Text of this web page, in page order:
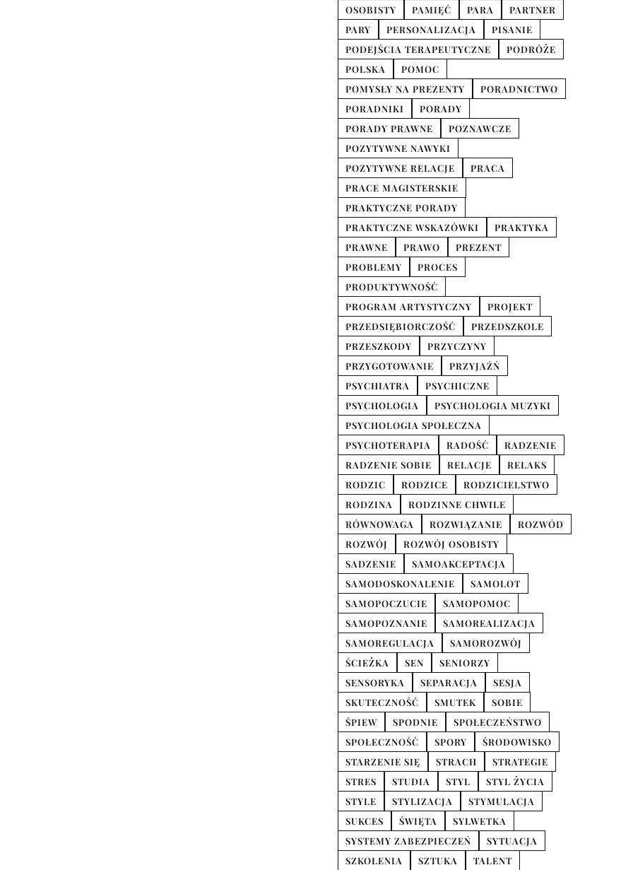
OSOBISTY
PAMIĘĆ PARA
PARTNER
PARY
PERSONALIZACJA
PISANIE
PODEJŚCIA TERAPEUTYCZNE
PODRÓŻE
POLSKA
POMOC
POMYSŁY NA PREZENTY
PORADNICTWO
PORADNIKI
PORADY
PORADY PRAWNE
POZNAWCZE
POZYTYWNE NAWYKI
POZYTYWNE RELACJE
PRACA
PRACE MAGISTERSKIE
PRAKTYCZNE PORADY
PRAKTYCZNE WSKAZÓWKI
PRAKTYKA
PRAWNE
PRAWO
PREZENT
PROBLEMY
PROCES
PRODUKTYWNOŚĆ
PROGRAM ARTYSTYCZNY
PROJEKT
PRZEDSIĘBIORCZOŚĆ
PRZEDSZKOLE
PRZESZKODY
PRZYCZYNY
PRZYGOTOWANIE
PRZYJAŹŃ
PSYCHIATRA
PSYCHICZNE
PSYCHOLOGIA
PSYCHOLOGIA MUZYKI
PSYCHOLOGIA SPOŁECZNA
PSYCHOTERAPIA
RADOŚĆ
RADZENIE
RADZENIE SOBIE
RELACJE
RELAKS
RODZIC
RODZICE
RODZICIELSTWO
RODZINA
RODZINNE CHWILE
RÓWNOWAGA
ROZWIĄZANIE
ROZWÓD
ROZWÓJ
ROZWÓJ OSOBISTY
SADZENIE
SAMOAKCEPTACJA
SAMODOSKONALENIE
SAMOLOT
SAMOPOCZUCIE
SAMOPOMOC
SAMOPOZNANIE
SAMOREALIZACJA
SAMOREGULACJA
SAMOROZWÓJ
ŚCIEŻKA
SEN
SENIORZY
SENSORYKA
SEPARACJA
SESJA
SKUTECZNOŚĆ
SMUTEK
SOBIE
ŚPIEW
SPODNIE
SPOŁECZEŃSTWO
SPOŁECZNOŚĆ
SPORY
ŚRODOWISKO
STARZENIE SIĘ
STRACH
STRATEGIE
STRES
STUDIA STYL
STYL ŻYCIA
STYLE
STYLIZACJA
STYMULACJA
SUKCES
ŚWIĘTA
SYLWETKA
SYSTEMY ZABEZPIECZEŃ
SYTUACJA
SZKOLENIA
SZTUKA TALENT